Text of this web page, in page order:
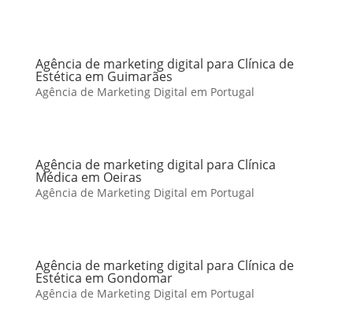
Agência de marketing digital para Clínica de
Estética em Guimarães
Agência de Marketing Digital em Portugal
Agência de marketing digital para Clínica
Médica em Oeiras
Agência de Marketing Digital em Portugal
Agência de marketing digital para Clínica de
Estética em Gondomar
Agência de Marketing Digital em Portugal